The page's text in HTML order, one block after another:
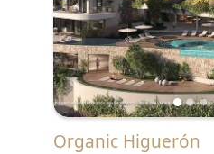
Organic Higuerón